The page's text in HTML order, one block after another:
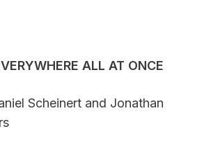
ALL AT ONCE
Scheinert and Jonathan